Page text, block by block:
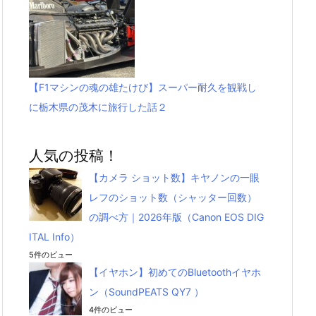
【F1マシンの魂の雄たけび】スーパー耐久を観戦し
に栃木県の茂木に旅行した話２
人気の投稿！
【カメラ ショット数】キヤノンの一眼
レフのショット数（シャッター回数）
の調べ方｜2026年版（Canon EOS DIG
ITAL Info）
5件のビュー
【イヤホン】初めてのBluetoothイヤホ
ン（SoundPEATS QY7 ）
4件のビュー